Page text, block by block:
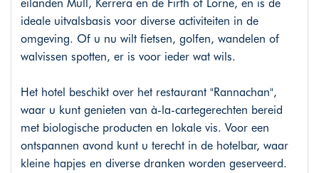
eilanden Mull, Kerrera en de Firth of Lorne, en is de
ideale uitvalsbasis voor diverse activiteiten in de
omgeving. Of u nu wilt fietsen, golfen, wandelen of
walvissen spotten, er is voor ieder wat wils.
Het hotel beschikt over het restaurant "Rannachan",
waar u kunt genieten van à-la-cartegerechten bereid
met biologische producten en lokale vis. Voor een
ontspannen avond kunt u terecht in de hotelbar, waar
kleine hapjes en diverse dranken worden geserveerd.